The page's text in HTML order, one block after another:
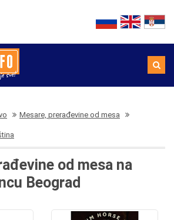
Mesare, prerađevine od mesa
od mesa na
Beograd